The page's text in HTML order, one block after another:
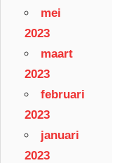
mei
2023
maart
2023
februari
2023
januari
2023